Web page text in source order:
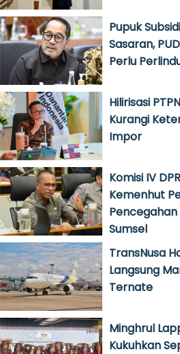
Pupuk
Sasaran,
Perlu
Hilirisasi
Kurangi
Impor
Komisi IV
Kemenhut
Sumsel
TransNusa
Langsung
Ternate
Minghrul
Kukuhkan